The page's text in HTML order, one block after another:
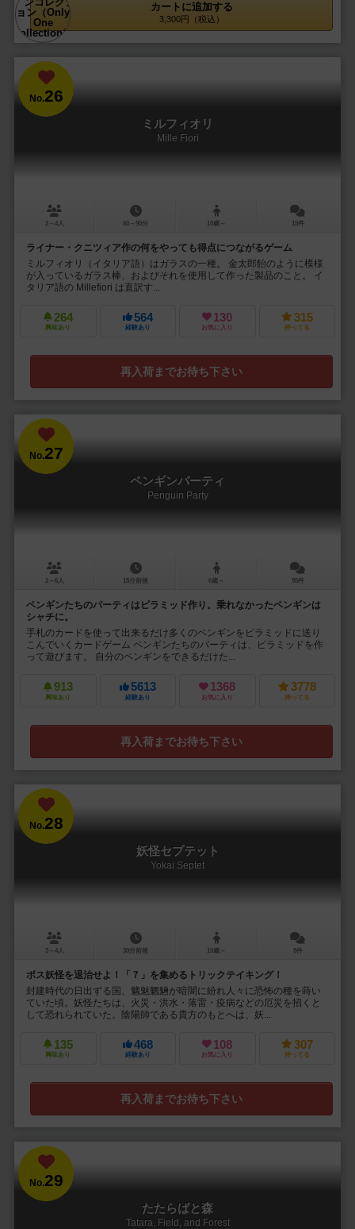
カートに追加する
3,300円（税込）
No.26
ミルフィオリ
Mille Fiori
2～4人 60～90分 10歳～ 15件
ライナー・クニツィア作の何をやっても得点につながるゲーム
ミルフィオリ（イタリア語）はガラスの一種。 金太郎飴のように模様
が入っているガラス棒、およびそれを使用して作った製品のこと。 イ
タリア語の Millefiori は直訳す...
264
興味あり
564
経験あり
130
お気に入り
315
持ってる
再入荷までお待ち下さい
No.27
ペンギンパーティ
Penguin Party
2～6人 15分前後 6歳～ 95件
ペンギンたちのパーティはピラミッド作り。乗れなかったペンギンは
シャチに。
手札のカードを使って出来るだけ多くのペンギンをピラミッドに送り
こんでいくカードゲーム ペンギンたちのパーティは、ピラミッドを作
って遊びます。 自分のペンギンをできるだけた...
913
興味あり
5613
経験あり
1368
お気に入り
3778
持ってる
再入荷までお待ち下さい
No.28
妖怪セプテット
Yokai Septet
3～4人 30分前後 10歳～ 8件
ボス妖怪を退治せよ！「７」を集めるトリックテイキング！
封建時代の日出ずる国、魑魅魍魎が暗闇に紛れ人々に恐怖の種を蒔い
ていた頃。妖怪たちは、火災・洪水・落雷・疫病などの厄災を招くと
して恐れられていた。陰陽師である貴方のもとへは、妖...
135
興味あり
468
経験あり
108
お気に入り
307
持ってる
再入荷までお待ち下さい
No.29
たたらばと森
Tatara, Field, and Forest